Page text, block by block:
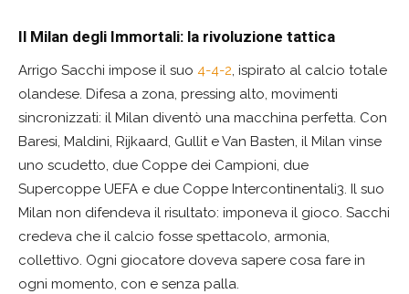
Il Milan degli Immortali: la rivoluzione tattica
Arrigo Sacchi impose il suo 4-4-2, ispirato al calcio totale
olandese. Difesa a zona, pressing alto, movimenti
sincronizzati: il Milan diventò una macchina perfetta. Con
Baresi, Maldini, Rijkaard, Gullit e Van Basten, il Milan vinse
uno scudetto, due Coppe dei Campioni, due
Supercoppe UEFA e due Coppe Intercontinentali3. Il suo
Milan non difendeva il risultato: imponeva il gioco. Sacchi
credeva che il calcio fosse spettacolo, armonia,
collettivo. Ogni giocatore doveva sapere cosa fare in
ogni momento, con e senza palla.